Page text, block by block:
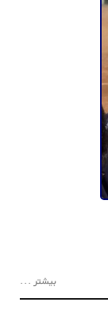
بیشتر ...